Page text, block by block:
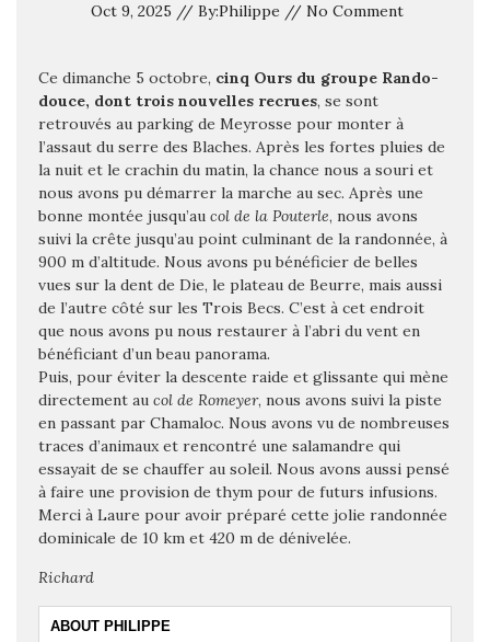
Oct 9, 2025 // By:Philippe // No Comment
Ce dimanche 5 octobre, cinq Ours du groupe Rando-
douce, dont trois nouvelles recrues, se sont
retrouvés au parking de Meyrosse pour monter à
l’assaut du serre des Blaches. Après les fortes pluies de
la nuit et le crachin du matin, la chance nous a souri et
nous avons pu démarrer la marche au sec. Après une
bonne montée jusqu’au col de la Pouterle, nous avons
suivi la crête jusqu’au point culminant de la randonnée, à
900 m d’altitude. Nous avons pu bénéficier de belles
vues sur la dent de Die, le plateau de Beurre, mais aussi
de l’autre côté sur les Trois Becs. C’est à cet endroit
que nous avons pu nous restaurer à l’abri du vent en
bénéficiant d’un beau panorama.
Puis, pour éviter la descente raide et glissante qui mène
directement au col de Romeyer, nous avons suivi la piste
en passant par Chamaloc. Nous avons vu de nombreuses
traces d’animaux et rencontré une salamandre qui
essayait de se chauffer au soleil. Nous avons aussi pensé
à faire une provision de thym pour de futurs infusions.
Merci à Laure pour avoir préparé cette jolie randonnée
dominicale de 10 km et 420 m de dénivelée.
Richard
ABOUT PHILIPPE